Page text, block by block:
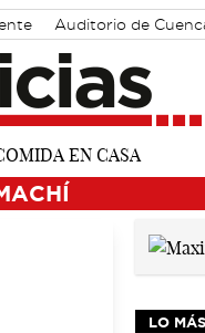
Auditorio de
LO